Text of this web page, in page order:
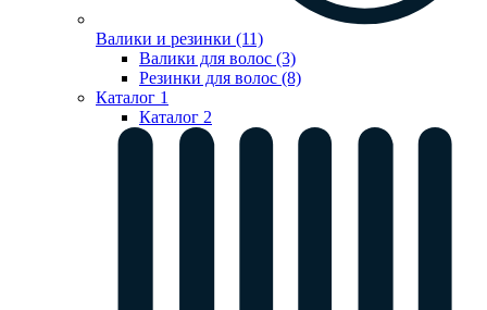
Валики и резинки (11)
Валики для волос (3)
Резинки для волос (8)
Каталог 1
Каталог 2